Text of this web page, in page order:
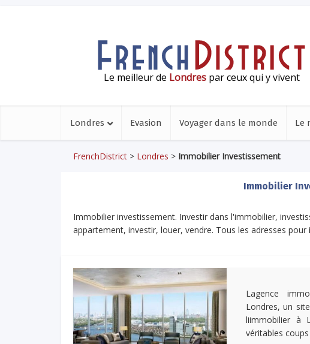
Le meilleur de Londrespar ceux qui y vivent
Londres Evasion Voyager dans le monde Le
FrenchDistrict > Londres > Immobilier Investissement
Immobilier
Immobilier investissement. Investir dans l'immobilier,
appartement, investir, louer, vendre. Tous les adresses pour
Lagence
Londres, un
liimmobilier à
véritables coups